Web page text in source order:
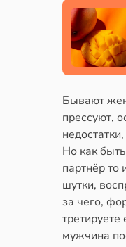
Бывают
прессуют,
Но как
партнёр то
шутки,
за чего,
мужчина